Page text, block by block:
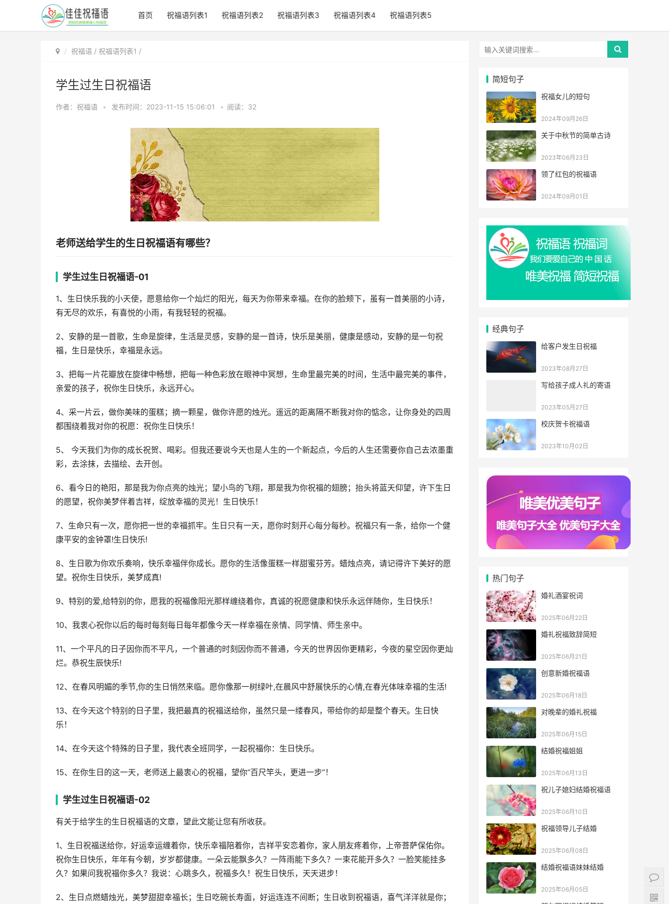
首页 祝福语列表1 祝福语列表2 祝福语列表3 祝福语列表4 祝福语列表5
祝福语 / 祝福语列表1 /
学生过生日祝福语
作者：祝福语 • 发布时间：2023-11-15 15:06:01 • 阅读：32
老师送给学生的生日祝福语有哪些？
学生过生日祝福语-01
1、生日快乐我的小天使，愿意给你一个灿烂的阳光，每天为你带来幸福。在你的脸颊下，虽有一首美丽的小诗，
有无尽的欢乐，有喜悦的小雨，有我轻轻的祝福。
2、安静的是一首歌，生命是旋律，生活是灵感，安静的是一首诗，快乐是美丽，健康是感动，安静的是一句祝
福，生日是快乐，幸福是永远。
3、把每一片花瓣放在旋律中畅想，把每一种色彩放在眼神中冥想，生命里最完美的时间，生活中最完美的事件，
亲爱的孩子，祝你生日快乐，永远开心。
4、采一片云，做你美味的蛋糕；摘一颗星，做你许愿的烛光。遥远的距离隔不断我对你的惦念，让你身处的四周
都围绕着我对你的祝愿：祝你生日快乐！
5、 今天我们为你的成长祝贺、喝彩。但我还要说今天也是人生的一个新起点，今后的人生还需要你自己去浓墨重
彩，去涂抹，去描绘、去开创。
6、看今日的艳阳，那是我为你点亮的烛光；望小鸟的飞翔，那是我为你祝福的翅膀；抬头将蓝天仰望，许下生日
的愿望，祝你美梦伴着吉祥，绽放幸福的灵光！生日快乐！
7、生命只有一次，愿你把一世的幸福抓牢。生日只有一天，愿你时刻开心每分每秒。祝福只有一条，给你一个健
康平安的金钟罩!生日快乐!
8、生日歌为你欢乐奏响，快乐幸福伴你成长。愿你的生活像蛋糕一样甜蜜芬芳。蜡烛点亮，请记得许下美好的愿
望。祝你生日快乐，美梦成真!
9、特别的爱,给特别的你，愿我的祝福像阳光那样缠绕着你，真诚的祝愿健康和快乐永远伴随你，生日快乐！
10、我衷心祝你以后的每时每刻每日每年都像今天一样幸福在亲情、同学情、师生亲中。
11、一个平凡的日子因你而不平凡，一个普通的时刻因你而不普通，今天的世界因你更精彩，今夜的星空因你更灿
烂。恭祝生辰快乐!
12、在春风明媚的季节,你的生日悄然来临。愿你像那一树绿叶,在晨风中舒展快乐的心情,在春光体味幸福的生活!
13、在今天这个特别的日子里，我把最真的祝福送给你，虽然只是一缕春风，带给你的却是整个春天。生日快
乐！
14、在今天这个特殊的日子里，我代表全班同学，一起祝福你：生日快乐。
15、在你生日的这一天，老师送上最衷心的祝福，望你“百尺竿头，更进一步”！
学生过生日祝福语-02
有关于给学生的生日祝福语的文章，望此文能让您有所收获。
1、生日祝福送给你，好运幸运缠着你，快乐幸福陪着你，吉祥平安恋着你，家人朋友疼着你，上帝菩萨保佑你。
祝你生日快乐，年年有今朝，岁岁都健康。一朵云能飘多久？一阵雨能下多久？一束花能开多久？一脸笑能挂多
久？如果问我祝福你多久？我说：心跳多久，祝福多久！祝生日快乐，天天进步！
2、生日点燃蜡烛光，美梦甜甜幸福长；生日吃碗长寿面，好运连连不间断；生日收到祝福语，喜气洋洋就是你；
简短句子
祝福女儿的短句
2024年09月26日
关于中秋节的简单古诗
2023年06月23日
领了红包的祝福语
2024年09月01日
经典句子
给客户发生日祝福
2023年08月27日
写给孩子成人礼的寄语
2023年05月27日
校庆贺卡祝福语
2023年10月02日
热门句子
婚礼酒宴祝词
2025年06月22日
婚礼祝福致辞简短
2025年06月21日
创意新婚祝福语
2025年06月18日
对晚辈的婚礼祝福
2025年06月15日
结婚祝福姐姐
2025年06月13日
祝儿子媳妇结婚祝福语
2025年06月10日
祝福领导儿子结婚
2025年06月08日
结婚祝福语妹妹结婚
2025年06月05日